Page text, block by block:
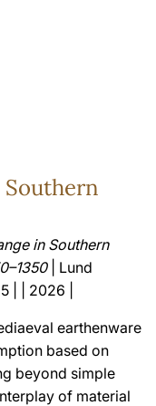
in Southern
| Lund
| | 2026 |
earthenware
based on
beyond simple
of material